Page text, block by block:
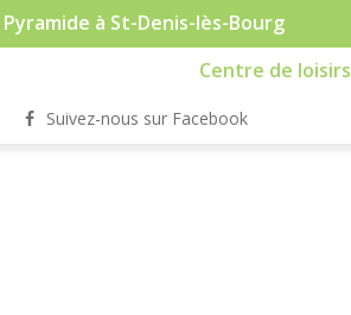
à St-Denis-lès-Bourg
Centre de loisirs
Suivez-nous sur Facebook